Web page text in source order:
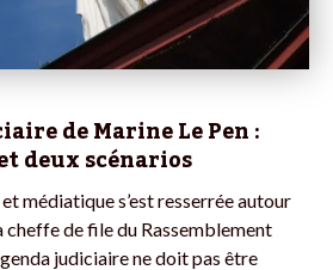
de Marine Le Pen :
deux scénarios
médiatique s’est resserrée autour
cheffe de file du Rassemblement
judiciaire ne doit pas être